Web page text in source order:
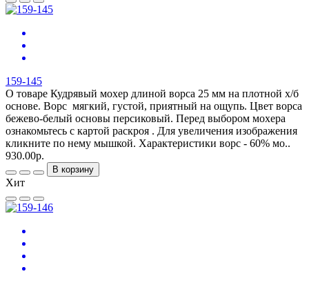
159-145
О товаре Кудрявый мохер длиной ворса 25 мм на плотной х/б
основе. Ворс мягкий, густой, приятный на ощупь. Цвет ворса
бежево-белый основы персиковый. Перед выбором мохера
ознакомьтесь с картой раскроя . Для увеличения изображения
кликните по нему мышкой. Характеристики ворс - 60% мо..
930.00р.
В корзину
Хит